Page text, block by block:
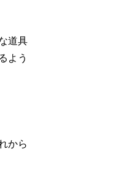
道具
よう
から